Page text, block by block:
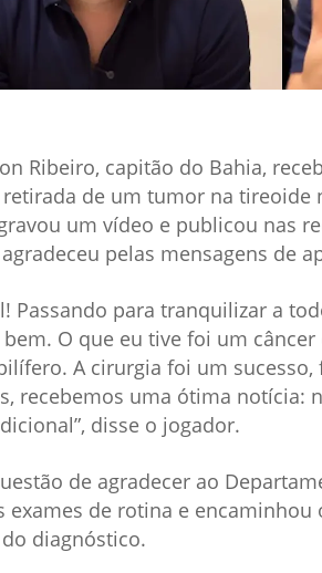
Ribeiro, capitão do Bahia,
de um tumor na tireoide
um vídeo e publicou nas
pelas mensagens de
Passando para tranquilizar a
O que eu tive foi um
A cirurgia foi um
recebemos uma ótima notícia:
disse o jogador.
de agradecer ao
exames de rotina e encaminhou
diagnóstico.